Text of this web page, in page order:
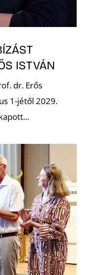
ISTVÁN
dr. Erős
1-jétől 2029.